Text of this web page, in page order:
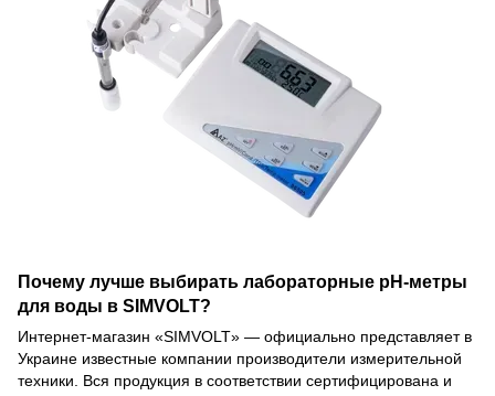
Почему лучше выбирать лабораторные рН-метры
для воды в SIMVOLT?
Интернет-магазин «SIMVOLT» — официально представляет в
Украине известные компании производители измерительной
техники. Вся продукция в соответствии сертифицирована и